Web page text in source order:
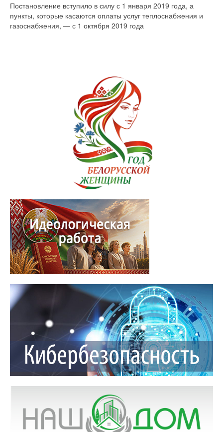
Постановление вступило в силу с 1 января 2019 года, а
пункты, которые касаются оплаты услуг теплоснабжения и
газоснабжения, — с 1 октября 2019 года